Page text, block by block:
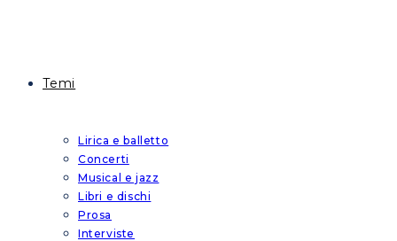
Temi
Lirica e balletto
Concerti
Musical e jazz
Libri e dischi
Prosa
Interviste